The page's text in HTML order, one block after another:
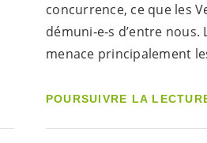
concurrence, ce que les
démuni‑e‑s d’entre
menace principalement
POURSUIVRE LA